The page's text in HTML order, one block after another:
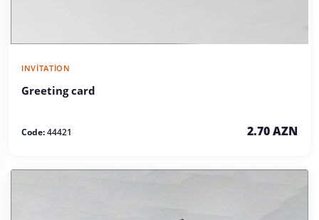
INVITATION
Greeting card
Code:44421 2.70 AZN